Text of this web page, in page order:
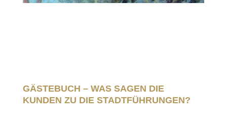
GÄSTEBUCH – WAS SAGEN DIE
KUNDEN ZU DIE STADTFÜHRUNGEN?